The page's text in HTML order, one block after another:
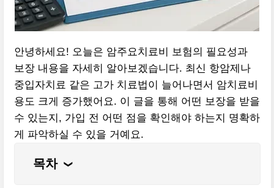
안녕하세요! 오늘은 암주요치료비 보험의 필요성과
보장 내용을 자세히 알아보겠습니다. 최신 항암제나
중입자치료 같은 고가 치료법이 늘어나면서 암치료비
용도 크게 증가했어요. 이 글을 통해 어떤 보장을 받을
수 있는지, 가입 전 어떤 점을 확인해야 하는지 명확하
게 파악하실 수 있을 거예요.
목차 ❮